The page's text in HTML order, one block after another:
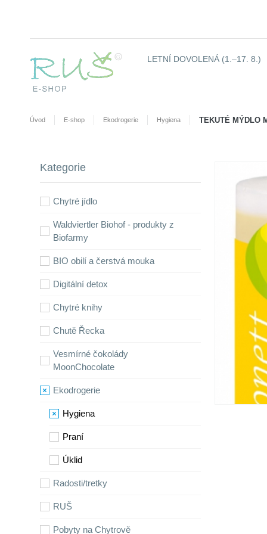
LETNÍ DOVOLENÁ (1.–17. 8.)
Úvod E-shop Ekodrogerie Hygiena TEKUTÉ MÝDLO
Kategorie
Chytré jídlo
Waldviertler Biohof - produkty z
Biofarmy
BIO obilí a čerstvá mouka
Digitální detox
Chytré knihy
Chutě Řecka
Vesmírné čokolády
MoonChocolate
Ekodrogerie
Hygiena
Praní
Úklid
Radosti/tretky
RUŠ
Pobyty na Chytrově